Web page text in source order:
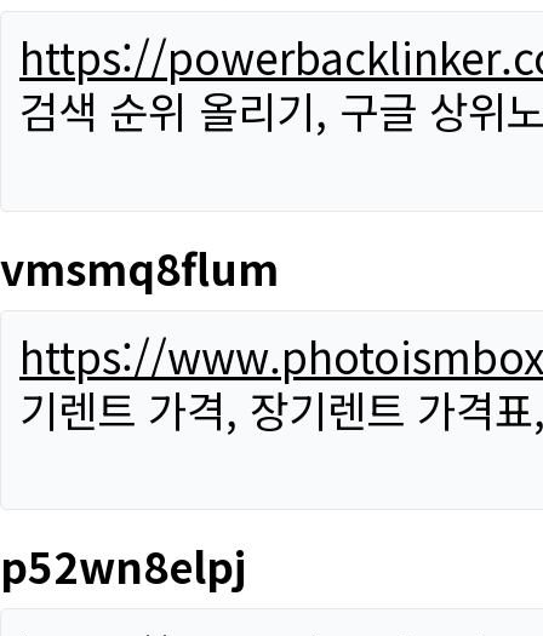
https://
검색 순위 올리기, 구글 상위
vmsmq8flum
https://
기렌트 가격, 장기렌트 가격
p52wn8elpj